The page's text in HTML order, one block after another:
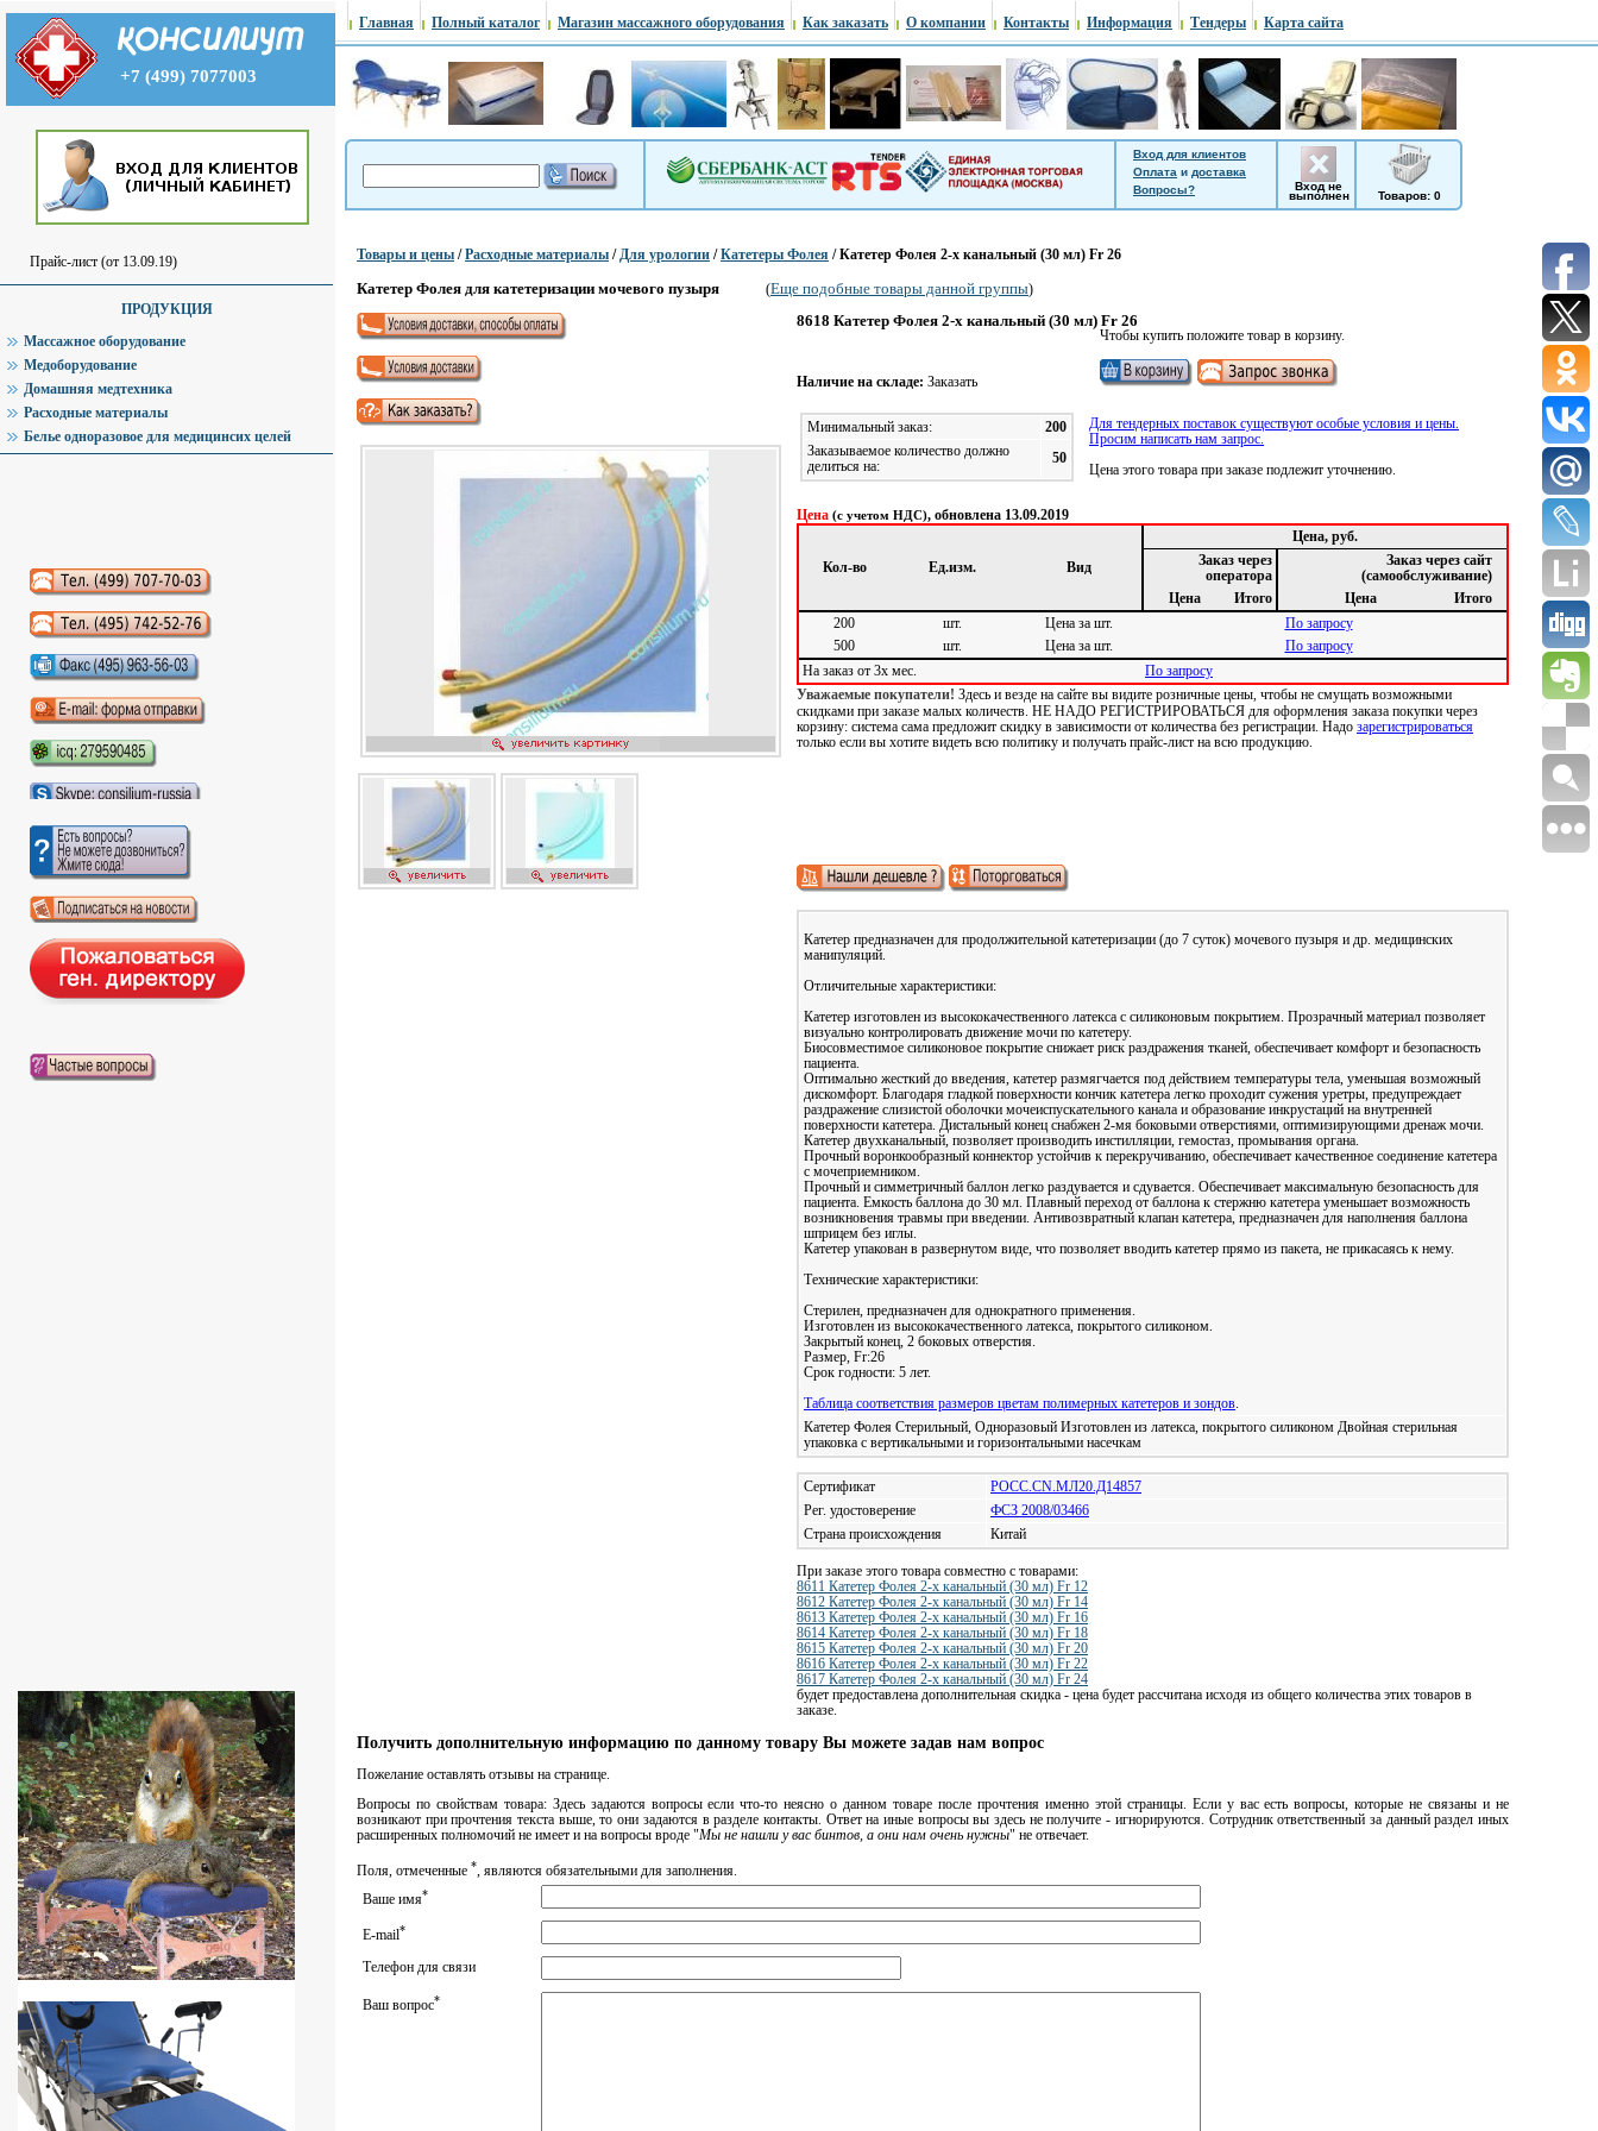
+7 (499) 7077003
Прайс-лист (от 13.09.19)
ПРОДУКЦИЯ
Массажное оборудование
Медоборудование
Домашняя медтехника
Расходные материалы
Белье одноразовое для медицинсих целей
Аудиокниги слушать онлайн
Главная Полный каталог Магазин массажного оборудования Как заказать О компании Контакты Информация Тендеры Карта сайта
Товаров: 0
Вход не
выполнен
Вход для клиентов
Оплата и доставка
Вопросы?
Товары и цены /Расходные материалы /Для урологии /Катетеры Фолея / Катетер Фолея 2-х канальный (30 мл) Fr 26
Катетер Фолея для катетеризации мочевого пузыря (Еще подобные товары данной группы)
8618 Катетер Фолея 2-х канальный (30 мл) Fr 26
Наличие на складе: Заказать
Чтобы купить положите товар в корзину.
Минимальный заказ:
200
Заказываемое количество должно
делиться на:
50
Для тендерных поставок существуют особые условия и цены.
Просим написать нам запрос.
Цена этого товара при заказе подлежит уточнению.
Цена (с учетом НДС), обновлена 13.09.2019
Кол-во Ед.изм. Вид
Цена, руб.
Заказ через
оператора
Заказ через сайт
(самообслуживание)
Цена
Итого Цена
Итого
200
шт. Цена за шт.
По запросу
500
шт. Цена за шт.
По запросу
На заказ от 3х мес.
По запросу
Уважаемые покупатели! Здесь и везде на сайте вы видите розничные цены, чтобы не смущать возможными
скидками при заказе малых количеств. НЕ НАДО РЕГИСТРИРОВАТЬСЯ для оформления заказа покупки через
корзину: система сама предложит скидку в зависимости от количества без регистрации. Надо зарегистрироваться
только если вы хотите видеть всю политику и получать прайс-лист на всю продукцию.
Бесплатные звонки
Катетер предназначен для продолжительной катетеризации (до 7 суток) мочевого пузыря и др. медицинских
манипуляций.
Отличительные характеристики:
Катетер изготовлен из высококачественного латекса с силиконовым покрытием. Прозрачный материал позволяет
визуально контролировать движение мочи по катетеру.
Биосовместимое силиконовое покрытие снижает риск раздражения тканей, обеспечивает комфорт и безопасность
пациента.
Оптимально жесткий до введения, катетер размягчается под действием температуры тела, уменьшая возможный
дискомфорт. Благодаря гладкой поверхности кончик катетера легко проходит сужения уретры, предупреждает
раздражение слизистой оболочки мочеиспускательного канала и образование инкрустаций на внутренней
поверхности катетера. Дистальный конец снабжен 2-мя боковыми отверстиями, оптимизирующими дренаж мочи.
Катетер двухканальный, позволяет производить инстилляции, гемостаз, промывания органа.
Прочный воронкообразный коннектор устойчив к перекручиванию, обеспечивает качественное соединение катетера
с мочеприемником.
Прочный и симметричный баллон легко раздувается и сдувается. Обеспечивает максимальную безопасность для
пациента. Емкость баллона до 30 мл. Плавный переход от баллона к стержню катетера уменьшает возможность
возникновения травмы при введении. Антивозвратный клапан катетера, предназначен для наполнения баллона
шприцем без иглы.
Катетер упакован в развернутом виде, что позволяет вводить катетер прямо из пакета, не прикасаясь к нему.
Технические характеристики:
Стерилен, предназначен для однократного применения.
Изготовлен из высококачественного латекса, покрытого силиконом.
Закрытый конец, 2 боковых отверстия.
Размер, Fr:26
Срок годности: 5 лет.
Таблица соответствия размеров цветам полимерных катетеров и зондов.
Катетер Фолея Стерильный, Одноразовый Изготовлен из латекса, покрытого силиконом Двойная стерильная
упаковка с вертикальными и горизонтальными насечкам
Сертификат
РОСС.CN.МЛ20.Д14857
Рег. удостоверение
ФСЗ 2008/03466
Страна происхождения
Китай
При заказе этого товара совместно с товарами:
8611 Катетер Фолея 2-х канальный (30 мл) Fr 12
8612 Катетер Фолея 2-х канальный (30 мл) Fr 14
8613 Катетер Фолея 2-х канальный (30 мл) Fr 16
8614 Катетер Фолея 2-х канальный (30 мл) Fr 18
8615 Катетер Фолея 2-х канальный (30 мл) Fr 20
8616 Катетер Фолея 2-х канальный (30 мл) Fr 22
8617 Катетер Фолея 2-х канальный (30 мл) Fr 24
будет предоставлена дополнительная скидка - цена будет рассчитана исходя из общего количества этих товаров в
заказе.
Получить дополнительную информацию по данному товару Вы можете задав нам вопрос
Пожелание оставлять отзывы на странице.
Вопросы по свойствам товара: Здесь задаются вопросы если что-то неясно о данном товаре после прочтения именно этой страницы. Если у вас есть вопросы, которые не связаны и не
возникают при прочтения текста выше, то они задаются в разделе контакты. Ответ на иные вопросы вы здесь не получите - игнорируются. Сотрудник ответственный за данный раздел иных
расширенных полномочий не имеет и на вопросы вроде "Мы не нашли у вас бинтов, а они нам очень нужны" не отвечает.
Поля, отмеченные *, являются обязательными для заполнения.
Ваше имя*
E-mail*
Телефон для связи
Ваш вопрос*